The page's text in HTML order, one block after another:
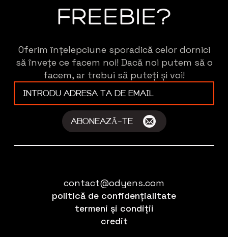
FREEBIE?
Oferim înțelepciune sporadică celor dornici
să învețe ce facem noi! Dacă noi putem să o
facem, ar trebui să puteți și voi!
E-
mail
*
ABONEAZĂ-TE
contact@odyens.com
politică de confidențialitate
termeni și condiții
credit